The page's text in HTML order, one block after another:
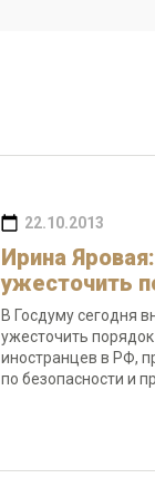
22.10.2013
Ирина
ужесточить
В Госдуму сегодня
ужесточить
иностранцев в РФ,
по безопасности и